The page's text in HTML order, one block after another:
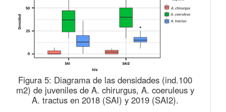
Figura 5: Diagrama de las densidades (ind.100
m2) de juveniles de A. chirurgus, A. coeruleus y
A. tractus en 2018 (SAI) y 2019 (SAI2).